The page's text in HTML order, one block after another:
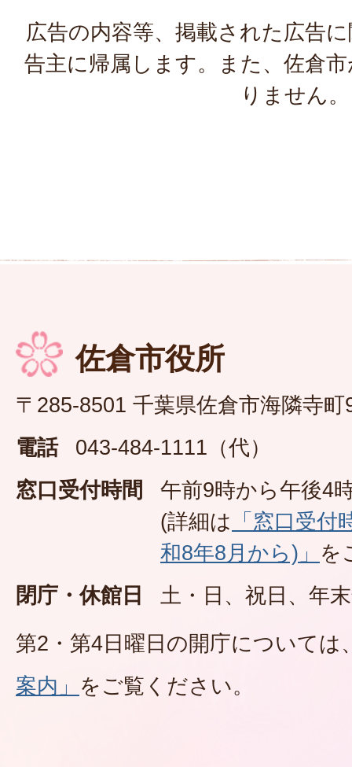
広告の内容等、掲載された広告
告主に帰属します。また、佐倉
りません。
佐倉市役所
〒285-8501 千葉県佐倉市海隣寺町
電話
043-484-1111（代）
窓口受付時間
午前9時から午後4
(詳細は 「窓口受
和8年8月から)」 を
閉庁・休館日
土・日、祝日、年
第2・第4日曜日の開庁については
案内」 をご覧ください。